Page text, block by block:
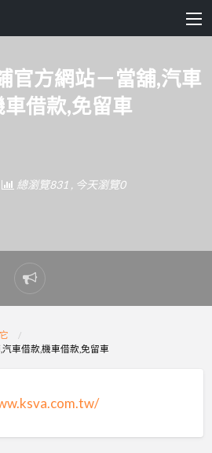
官方網站－當舖,汽車
借款,免留車
總瀏覽831 , 今天瀏覽0
Report
problem
車借款,機車借款,免留車